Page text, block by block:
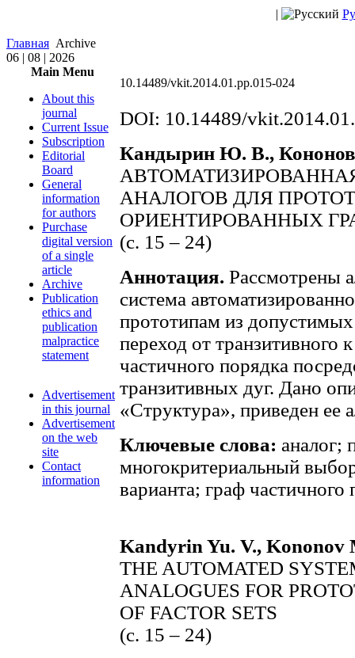
|
Главная Archive
06 | 08 | 2026
Main Menu
About this
journal
Current Issue
Subscription
Editorial
Board
General
information
for authors
Purchase
digital version
of a single
article
Archive
Publication
ethics and
publication
malpractice
statement
Advertisement
in this journal
Advertisement
on the web
site
Contact
information
10.14489/vkit.2014.01.pp.015-024
DOI: 10.14489/
Кандырин Ю. В.,
АНАЛОГОВ ДЛЯ
ОРИЕНТИРОВАННЫХ
(с. 15 – 24)
Аннотация. Рассмотрены
система
прототипам из
переход от транзитивного
частичного порядка
транзитивных дуг. Дано
«Структура», приведен ее
Ключевые слова: аналог;
многокритериальный
варианта; граф
Kandyrin Yu. V., Kononov
THE AUTOMATED
ANALOGUES FOR
OF FACTOR SETS
(с. 15 – 24)